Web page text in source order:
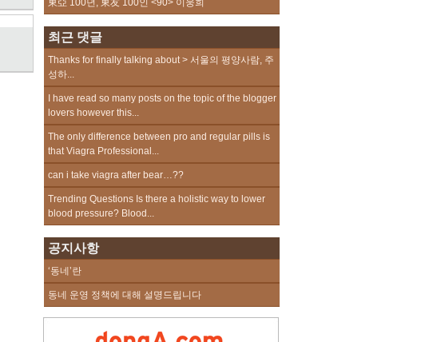
東亞 100년, 東友 100인 <90> 이웅희
최근 댓글
Thanks for finally talking about > 서울의 평양사람, 주
성하...
I have read so many posts on the topic of the blogger
lovers however this...
The only difference between pro and regular pills is
that Viagra Professional...
can i take viagra after bear…??
Trending Questions Is there a holistic way to lower
blood pressure? Blood...
공지사항
‘동네’란
동네 운영 정책에 대해 설명드립니다